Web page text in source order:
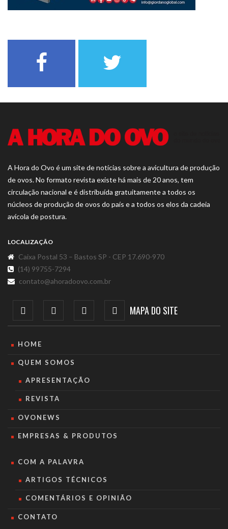
A Hora do Ovo é um site de notícias sobre a avicultura de produção
de ovos. No formato revista existe há mais de 20 anos, tem
circulação nacional e é distribuída gratuitamente a todos os
núcleos de produção de ovos do país e a todos os elos da cadeia
avícola de postura.
LOCALIZAÇÃO
Caixa Postal 53 – Bastos SP - CEP 17.690-970
(14) 99755-7294
contato@ahoradoovo.com.br
MAPA DO SITE
HOME
QUEM SOMOS
APRESENTAÇÃO
REVISTA
OVONEWS
EMPRESAS & PRODUTOS
COM A PALAVRA
ARTIGOS TÉCNICOS
COMENTÁRIOS E OPINIÃO
CONTATO